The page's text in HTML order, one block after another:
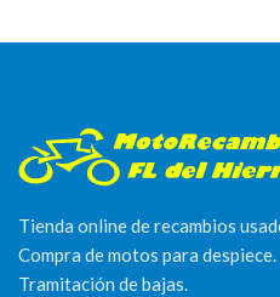
Tienda online de recambios
Compra de motos para despiece.
Tramitación de bajas.